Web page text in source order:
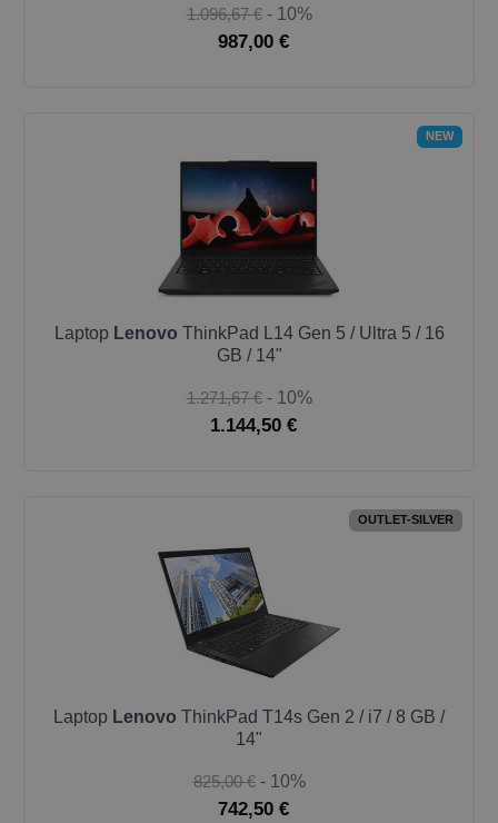
1.096,67 € - 10%
987,00 €
NEW
Laptop Lenovo ThinkPad L14 Gen 5 / Ultra 5 / 16
GB / 14"
1.271,67 € - 10%
1.144,50 €
OUTLET-SILVER
Laptop Lenovo ThinkPad T14s Gen 2 / i7 / 8 GB /
14"
825,00 € - 10%
742,50 €